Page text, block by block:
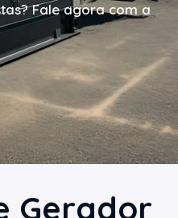
Fale agora com a
Gerador